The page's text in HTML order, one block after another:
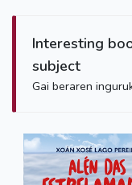
Interesting
subject
Gai beraren